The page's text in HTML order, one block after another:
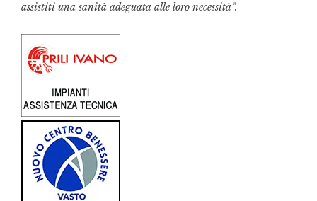
assistiti una sanità adeguata alle loro necessità”.